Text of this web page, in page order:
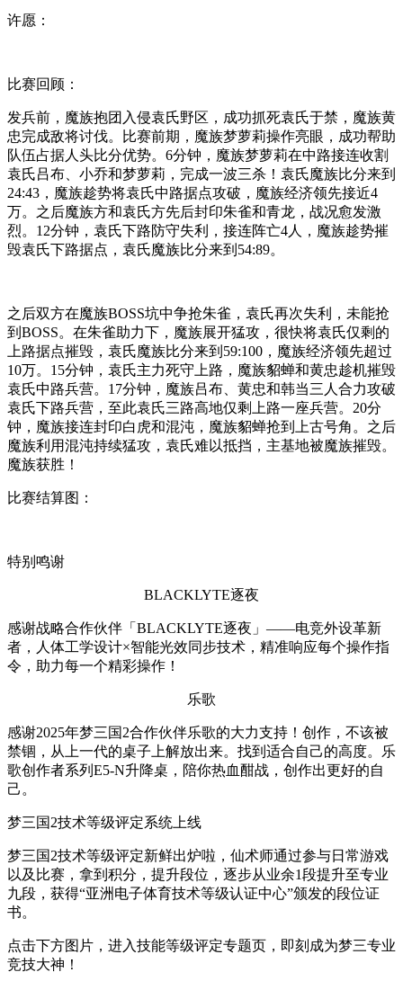
许愿：
比赛回顾：
发兵前，魔族抱团入侵袁氏野区，成功抓死袁氏于禁，魔族黄
忠完成敌将讨伐。比赛前期，魔族梦萝莉操作亮眼，成功帮助
队伍占据人头比分优势。6分钟，魔族梦萝莉在中路接连收割
袁氏吕布、小乔和梦萝莉，完成一波三杀！袁氏魔族比分来到
24:43，魔族趁势将袁氏中路据点攻破，魔族经济领先接近4
万。之后魔族方和袁氏方先后封印朱雀和青龙，战况愈发激
烈。12分钟，袁氏下路防守失利，接连阵亡4人，魔族趁势摧
毁袁氏下路据点，袁氏魔族比分来到54:89。
之后双方在魔族BOSS坑中争抢朱雀，袁氏再次失利，未能抢
到BOSS。在朱雀助力下，魔族展开猛攻，很快将袁氏仅剩的
上路据点摧毁，袁氏魔族比分来到59:100，魔族经济领先超过
10万。15分钟，袁氏主力死守上路，魔族貂蝉和黄忠趁机摧毁
袁氏中路兵营。17分钟，魔族吕布、黄忠和韩当三人合力攻破
袁氏下路兵营，至此袁氏三路高地仅剩上路一座兵营。20分
钟，魔族接连封印白虎和混沌，魔族貂蝉抢到上古号角。之后
魔族利用混沌持续猛攻，袁氏难以抵挡，主基地被魔族摧毁。
魔族获胜！
比赛结算图：
特别鸣谢
BLACKLYTE逐夜
感谢战略合作伙伴「BLACKLYTE逐夜」——电竞外设革新
者，人体工学设计×智能光效同步技术，精准响应每个操作指
令，助力每一个精彩操作！
乐歌
感谢2025年梦三国2合作伙伴乐歌的大力支持！创作，不该被
禁锢，从上一代的桌子上解放出来。找到适合自己的高度。乐
歌创作者系列E5-N升降桌，陪你热血酣战，创作出更好的自
己。
梦三国2技术等级评定系统上线
梦三国2技术等级评定新鲜出炉啦，仙术师通过参与日常游戏
以及比赛，拿到积分，提升段位，逐步从业余1段提升至专业
九段，获得“亚洲电子体育技术等级认证中心”颁发的段位证
书。
点击下方图片，进入技能等级评定专题页，即刻成为梦三专业
竞技大神！